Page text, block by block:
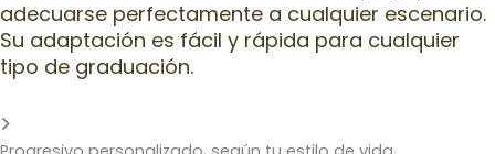
adecuarse perfectamente a cualquier escenario.
Su adaptación es fácil y rápida para cualquier
tipo de graduación.